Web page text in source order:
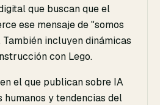
que buscan que el
ese mensaje de "somos
incluyen dinámicas
con Lego.
el que publican sobre IA
humanos y tendencias del